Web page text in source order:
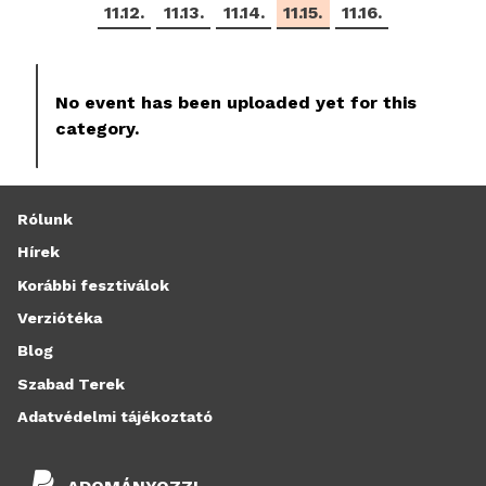
11.12.
11.13. 11.14. 11.15. 11.16.
No event has been uploaded yet for this
category.
Rólunk
Hírek
Korábbi fesztiválok
Verziótéka
Blog
Szabad Terek
Adatvédelmi tájékoztató